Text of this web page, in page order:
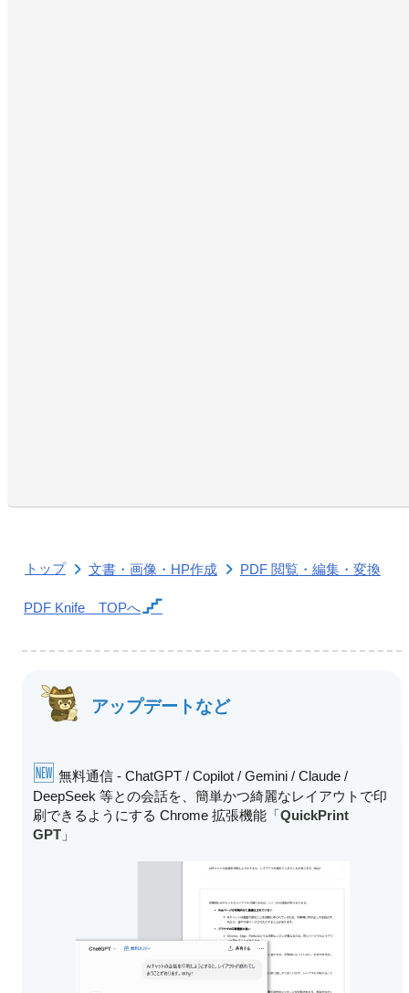
トップ 文書・画像・HP作成 PDF 閲覧・編集・変換
PDF Knife TOPへ
アップデートなど